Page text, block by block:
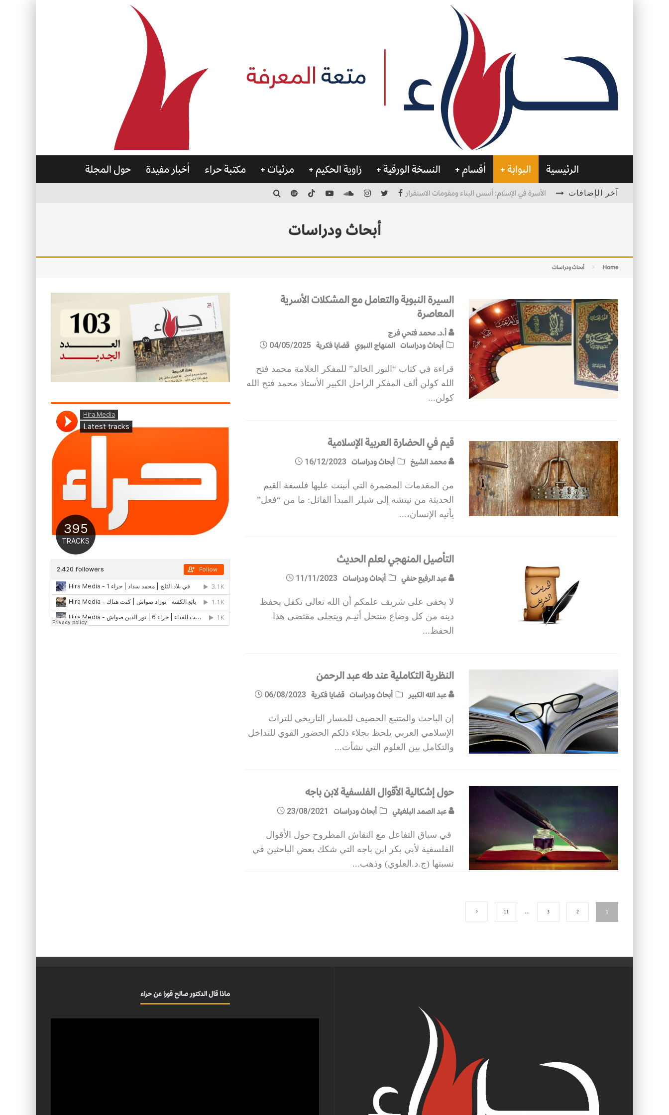
الرئيسية البوابة أقسام النسخة الورقية زاوية الحكيم مرئيات مكتبة حراء أخبار مفيدة حول المجلة
آخر الإضافات الأسرة في الإسلام: أسس البناء ومقومات الاستقرار
أبحاث ودراسات
Home أبحاث ودراسات
السيرة النبوية والتعامل مع المشكلات الأسرية
المعاصرة
أ.د. محمد فتحي فرج
أبحاث ودراسات المنهاج النبوي قضايا فكرية 04/05/2025
قراءة في كتاب “النور الخالد” للمفكر العلامة محمد فتح
الله كولن ألف المفكر الراحل الكبير الأستاذ محمد فتح الله
كولن...
قيم في الحضارة العربية الإسلامية
محمد الشيخ أبحاث ودراسات 16/12/2023
من المقدمات المضمرة التي أنبنت عليها فلسفة القيم
الحديثة من نيتشه إلى شيلر المبدأ القائل: ما من “فعل”
يأتيه الإنسان، ...
التأصيل المنهجي لعلم الحديث
عبد الرفيع حنفي أبحاث ودراسات 11/11/2023
لا يخفى على شريف علمكم أن الله تعالى تكفل بحفظ
دينه من كل وضاع منتحل أثيـم ويتجلى مقتضى هذا
الحفظ...
النظرية التكاملية عند طه عبد الرحمن
عبد الله الكبير أبحاث ودراسات قضايا فكرية 06/08/2023
إن الباحث والمتتبع الحصيف للمسار التاريخي للتراث
الإسلامي العربي يلحظ بجلاء ذلكم الحضور القوي للتداخل
والتكامل بين العلوم التي نشأت...
حول إشكالية الأقوال الفلسفية لابن باجه
عبد الصمد البلغيثي أبحاث ودراسات 23/08/2021
في سياق التفاعل مع النقاش المطروح حول الأقوال
الفلسفية لأبي بكر ابن باجه التي شكك بعض الباحثين في
نسبتها (ج.د.العلوي) وذهب...
1
2
3
…
11
ماذا قال الدكتور صالح قورا عن حراء